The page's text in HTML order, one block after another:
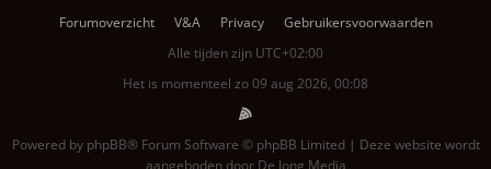
Forumoverzicht V&A Privacy
Gebruikersvoorwaarden
Alle tijden zijn UTC+02:00
Het is momenteel zo 09 aug 2026, 00:08
Powered by phpBB® Forum Software © phpBB Limited | Deze website wordt
aangeboden door De Jong Media